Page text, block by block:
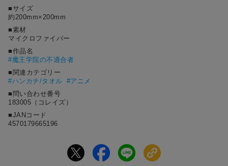
■サイズ
約200mm×200mm
■素材
マイクロファイバー
■作品名
#魔王学院の不適合者
■関連カテゴリー
#ハンカチ/タオル #アニメ
■問い合わせ番号
183005（コレイズ）
■JANコード
4570179665196